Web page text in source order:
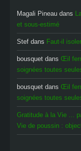
Magali Pineau dans
et sous-estimé
Stef dans Faut-il
bousquet dans Œil
soignées toutes
bousquet dans Œil
soignées toutes
Gratitude à la Vie ...
Vie de poussin :